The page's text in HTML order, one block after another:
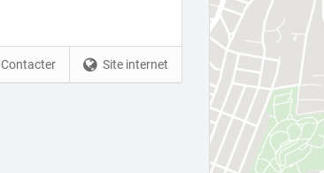
Site internet
Contacter